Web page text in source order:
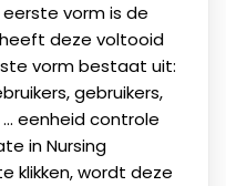
vorm is de
deze voltooid
vorm bestaat uit:
gebruikers,
eenheid controle
in Nursing
klikken, wordt deze